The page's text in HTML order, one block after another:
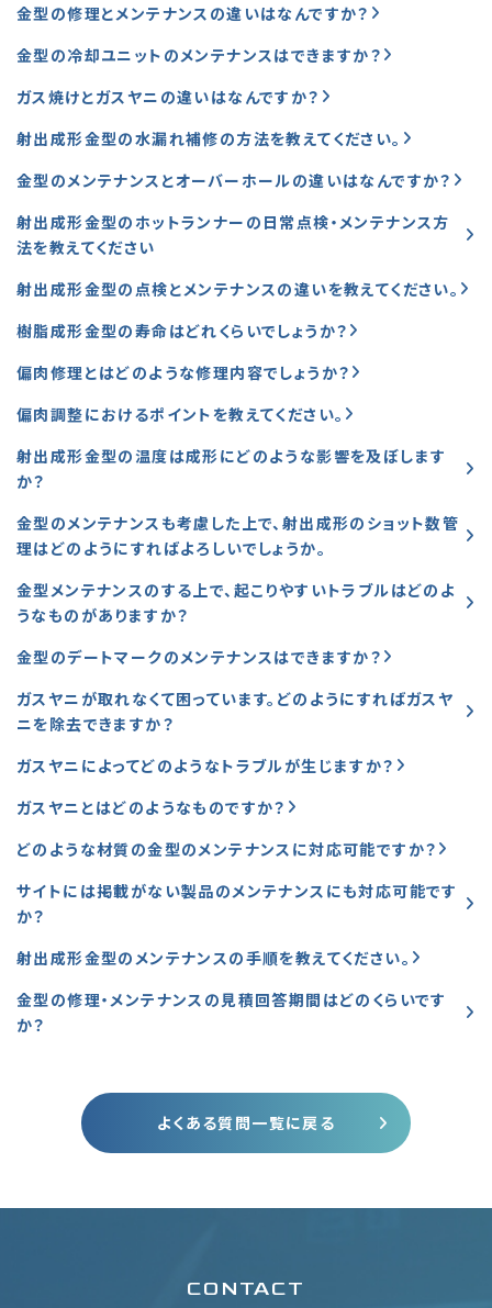
金型の修理とメンテナンスの違いはなんですか？
金型の冷却ユニットのメンテナンスはできますか？
ガス焼けとガスヤニの違いはなんですか？
射出成形金型の水漏れ補修の方法を教えてください。
金型のメンテナンスとオーバーホールの違いはなんですか？
射出成形金型のホットランナーの日常点検・メンテナンス方
法を教えてください
射出成形金型の点検とメンテナンスの違いを教えてください。
樹脂成形金型の寿命はどれくらいでしょうか？
偏肉修理とはどのような修理内容でしょうか？
偏肉調整におけるポイントを教えてください。
射出成形金型の温度は成形にどのような影響を及ぼします
か？
金型のメンテナンスも考慮した上で、射出成形のショット数管
理はどのようにすればよろしいでしょうか。
金型メンテナンスのする上で、起こりやすいトラブルはどのよ
うなものがありますか？
金型のデートマークのメンテナンスはできますか？
ガスヤニが取れなくて困っています。どのようにすればガスヤ
ニを除去できますか？
ガスヤニによってどのようなトラブルが生じますか？
ガスヤニとはどのようなものですか？
どのような材質の金型のメンテナンスに対応可能ですか？
サイトには掲載がない製品のメンテナンスにも対応可能です
か？
射出成形金型のメンテナンスの手順を教えてください。
金型の修理・メンテナンスの見積回答期間はどのくらいです
か？
よくある質問一覧に戻る
CONTACT